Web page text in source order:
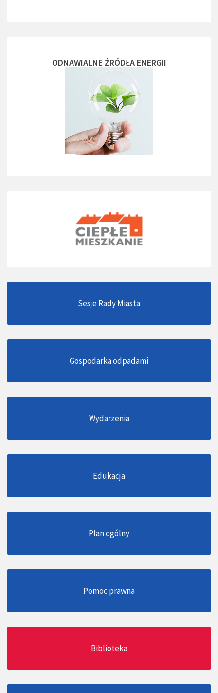
ODNAWIALNE ŻRÓDŁA ENERGII
Sesje Rady Miasta
Gospodarka odpadami
Wydarzenia
Edukacja
Plan ogólny
Pomoc prawna
Biblioteka